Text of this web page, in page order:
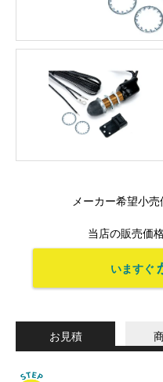
メーカー希望小売
当店の販売価
いますぐ
お見積